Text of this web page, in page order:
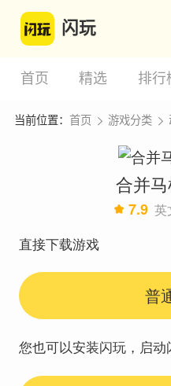
闪玩
首页 精选 排行
当前位置： 首页 游戏分类
合并
7.9 英
直接下载游戏
普
您也可以安装闪玩，启